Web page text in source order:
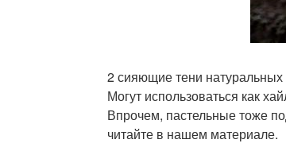
2 сияющие тени натуральных
Могут использоваться как
Впрочем, пастельные тоже
читайте в нашем материале.